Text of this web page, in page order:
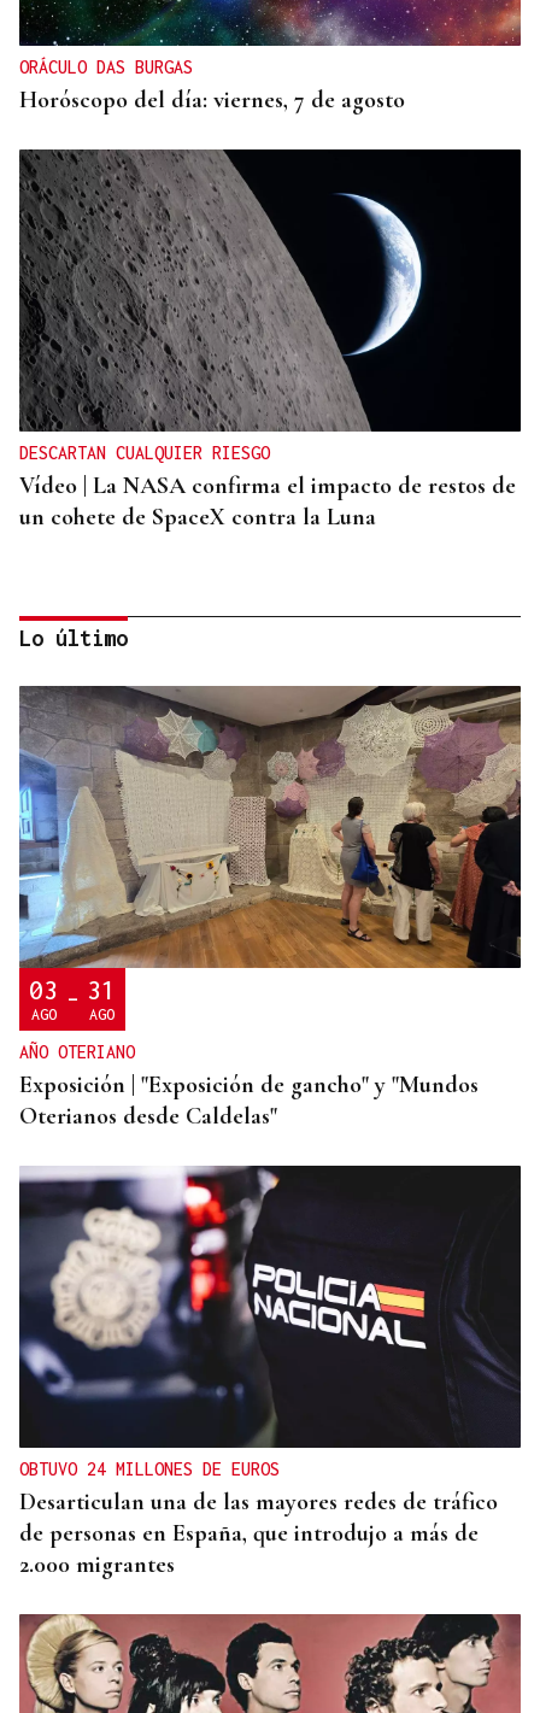
ORÁCULO DAS BURGAS
Horóscopo del día: viernes, 7 de agosto
DESCARTAN CUALQUIER RIESGO
Vídeo | La NASA confirma el impacto de restos de
un cohete de SpaceX contra la Luna
ORÁCULO DAS BURGAS
Horóscopo del día: jueves, 6 de agosto
Lo último
03
AGO - 31
AGO
AÑO OTERIANO
Exposición | "Exposición de gancho" y "Mundos
Oterianos desde Caldelas"
OBTUVO 24 MILLONES DE EUROS
Desarticulan una de las mayores redes de tráfico
de personas en España, que introdujo a más de
2.000 migrantes